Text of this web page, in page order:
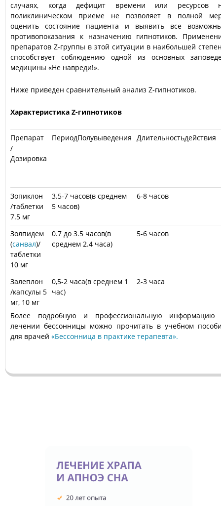
случаях, когда дефицит времени или ресурсов
поликлиническом приеме не позволяет в полной
оценить состояние пациента и выявить все
противопоказания к назначению гипнотиков.
препаратов Z-группы в этой ситуации в наибольшей
способствует соблюдению одной из основных
медицины «Не навреди!».
Ниже приведен сравнительный анализ Z-гипнотиков.
Характеристика Z-гипнотиков
Препарат
/
Дозировка
ПериодПолувыведения Длительностьдействия
Зопиклон
/таблетки
7.5 мг
3.5-7 часов(в среднем
5 часов)
6-8 часов
Золпидем
(санвал)/
таблетки
10 мг
0.7 до 3.5 часов(в
среднем 2.4 часа)
5-6 часов
Залеплон
/капсулы 5
мг, 10 мг
0,5-2 часа(в среднем 1
час)
2-3 часа
Более подробную и профессиональную информацию
лечении бессонницы можно прочитать в учебном
для врачей «Бессонница в практике терапевта».